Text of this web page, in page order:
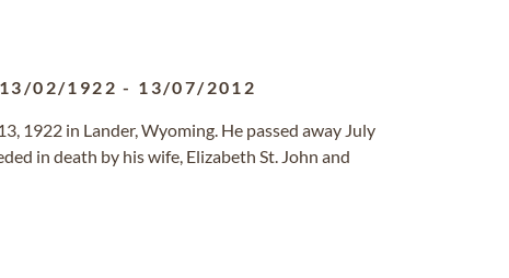
13/02/1922 - 13/07/2012
1922 in Lander, Wyoming. He passed away July
in death by his wife, Elizabeth St. John and